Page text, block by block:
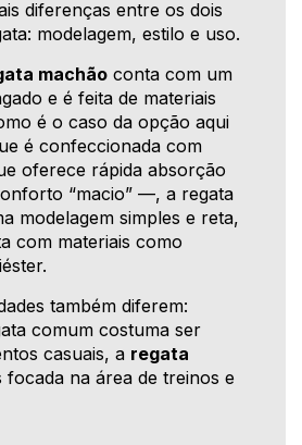
diferenças entre os dois
modelagem, estilo e uso.
machão conta com um
e é feita de materiais
é o caso da opção aqui
é confeccionada com
oferece rápida absorção
“macio” —, a regata
modelagem simples e reta,
com materiais como
também diferem:
comum costuma ser
casuais, a regata
focada na área de treinos e